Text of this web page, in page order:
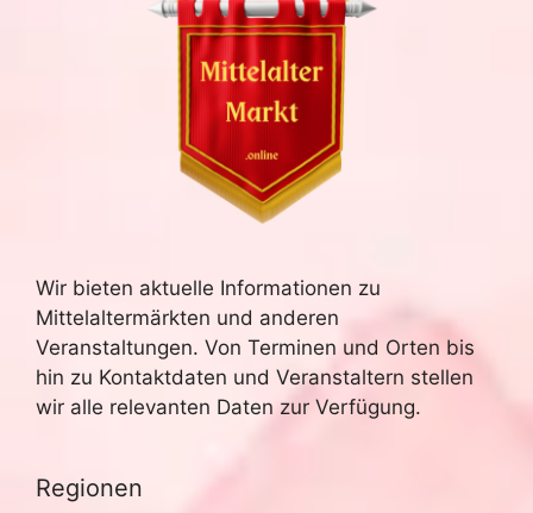
Wir bieten aktuelle Informationen zu
Mittelaltermärkten und anderen
Veranstaltungen. Von Terminen und Orten bis
hin zu Kontaktdaten und Veranstaltern stellen
wir alle relevanten Daten zur Verfügung.
Regionen